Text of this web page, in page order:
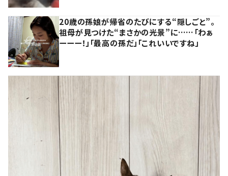
20歳の孫娘が帰省のたびにする“隠しごと”。
祖母が見つけた“まさかの光景”に……「わぁ
ーーー！」「最高の孫だ」「これいいですね」